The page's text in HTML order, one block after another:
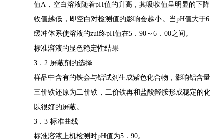
值A ，空白溶液随着pH值的升高，其吸收值呈明显的下
收值越低，即空白对检测值的影响会越小。当pH值大于6
缓冲体系使溶液的zui终pH值在5 ．90 ～6 ．00之间。
标准溶液的显色稳定性结果
3 ．2 屏蔽剂的选择
样品中含有的铁会与铝试剂生成紫色化合物，影响铝含
三价铁还原为二价铁，二价铁再和盐酸羟胺形成稳定的
以很好的屏蔽。
3 ．3标准曲线
标准溶液上机检测时pH值为5 ．90。